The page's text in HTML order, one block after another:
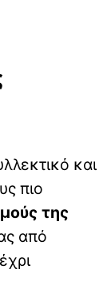
και
πιο
της
από